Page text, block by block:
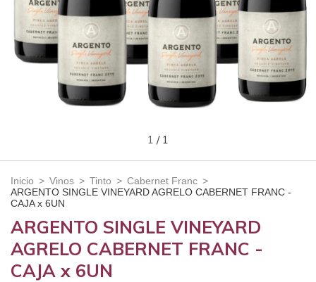
1 / 1
Inicio > Vinos > Tinto > Cabernet Franc >
ARGENTO SINGLE VINEYARD AGRELO CABERNET FRANC -
CAJA x 6UN
ARGENTO SINGLE VINEYARD
AGRELO CABERNET FRANC -
CAJA x 6UN